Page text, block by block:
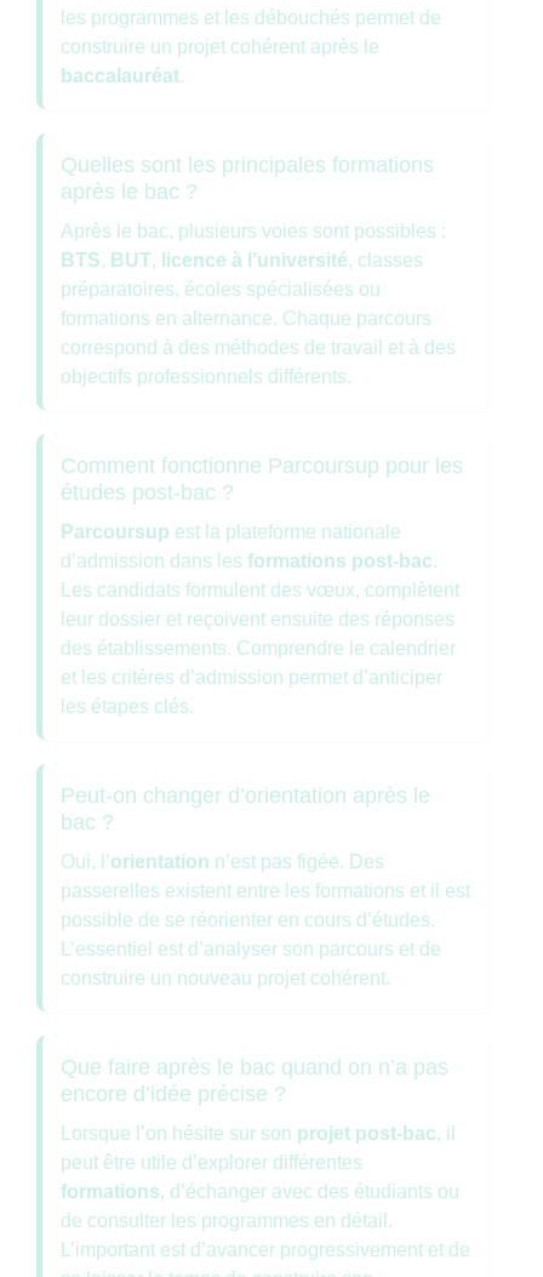
les programmes et les débouchés permet de
construire un projet cohérent après le
baccalauréat.
Quelles sont les principales formations
après le bac ?
Après le bac, plusieurs voies sont possibles :
BTS, BUT, licence à l’université, classes
préparatoires, écoles spécialisées ou
formations en alternance. Chaque parcours
correspond à des méthodes de travail et à des
objectifs professionnels différents.
Comment fonctionne Parcoursup pour les
études post-bac ?
Parcoursup est la plateforme nationale
d’admission dans les formations post-bac.
Les candidats formulent des vœux, complètent
leur dossier et reçoivent ensuite des réponses
des établissements. Comprendre le calendrier
et les critères d’admission permet d’anticiper
les étapes clés.
Peut-on changer d’orientation après le
bac ?
Oui, l’orientation n’est pas figée. Des
passerelles existent entre les formations et il est
possible de se réorienter en cours d’études.
L’essentiel est d’analyser son parcours et de
construire un nouveau projet cohérent.
Que faire après le bac quand on n’a pas
encore d’idée précise ?
Lorsque l’on hésite sur son projet post-bac, il
peut être utile d’explorer différentes
formations, d’échanger avec des étudiants ou
de consulter les programmes en détail.
L’important est d’avancer progressivement et de